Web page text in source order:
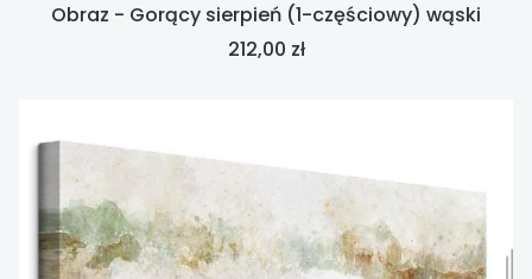
Obraz - Gorący sierpień (1-częściowy) wąski
Cena
212,00 zł